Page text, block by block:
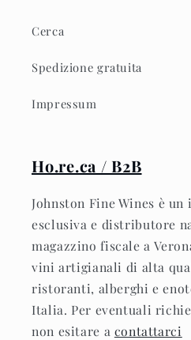
Cerca
Spedizione gratuita
Impressum
Ho.re.ca / B2B
Johnston Fine Wines è
esclusiva e distributore
magazzino fiscale a
vini artigianali di alta
ristoranti, alberghi e
Italia. Per eventuali
non esitare a contattarci